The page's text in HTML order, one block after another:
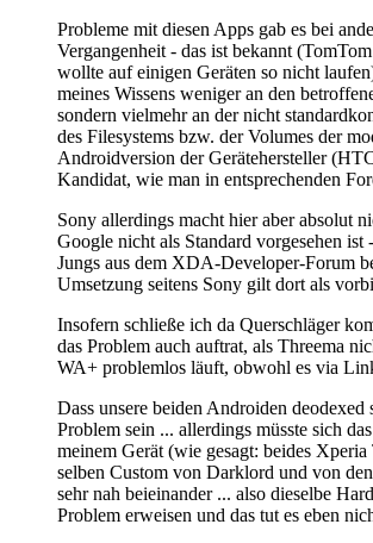
Probleme mit diesen Apps gab es bei
Vergangenheit - das ist bekannt
wollte auf einigen Geräten so nicht
meines Wissens weniger an den
sondern vielmehr an der nicht
des Filesystems bzw. der Volumes der
Androidversion der Gerätehersteller
Kandidat, wie man in entsprechenden
Sony allerdings macht hier aber absolut
Google nicht als Standard vorgesehen ist
Jungs aus dem XDA-Developer-Forum
Umsetzung seitens Sony gilt dort als
Insofern schließe ich da Querschläger
das Problem auch auftrat, als Threema
WA+ problemlos läuft, obwohl es via
Dass unsere beiden Androiden deodexed
Problem sein ... allerdings müsste sich
meinem Gerät (wie gesagt: beides
selben Custom von Darklord und von
sehr nah beieinander ... also dieselbe
Problem erweisen und das tut es eben